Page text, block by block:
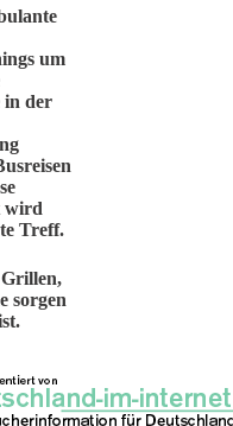
um
in der
wird
Treff.
Grillen,
sorgen